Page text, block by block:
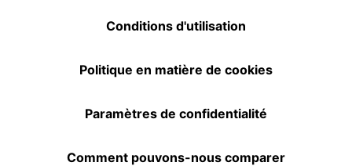
Conditions d'utilisation
Politique en matière de cookies
Paramètres de confidentialité
Comment pouvons-nous comparer